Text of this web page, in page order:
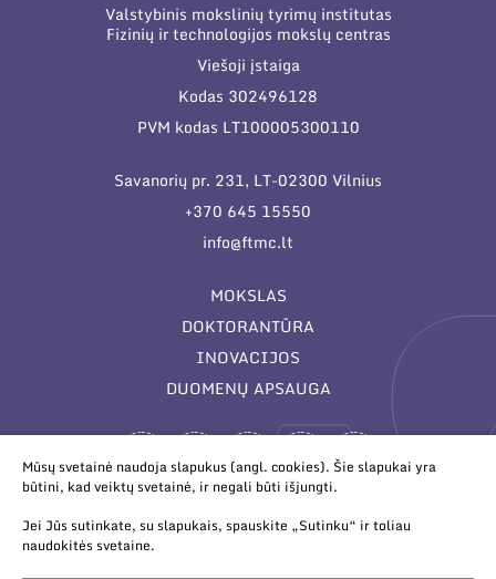
Valstybinis mokslinių tyrimų institutas
Fizinių ir technologijos mokslų centras
Viešoji įstaiga
Kodas 302496128
PVM kodas LT100005300110
Savanorių pr. 231, LT-02300 Vilnius
+370 645 15550
info@ftmc.lt
MOKSLAS
DOKTORANTŪRA
INOVACIJOS
DUOMENŲ APSAUGA
© 2026 Valstybinis mokslinių tyrimų institutas Fizinių ir
Mūsų svetainė naudoja slapukus (angl. cookies). Šie slapukai yra
būtini, kad veiktų svetainė, ir negali būti išjungti.
Jei Jūs sutinkate, su slapukais, spauskite „Sutinku“ ir toliau
naudokitės svetaine.